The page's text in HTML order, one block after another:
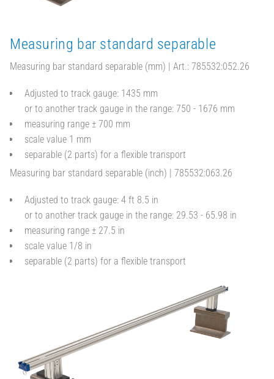
Measuring bar standard separable
Measuring bar standard separable (mm) | Art.: 785532:052.26
Adjusted to track gauge: 1435 mm
or to another track gauge in the range: 750 - 1676 mm
measuring range ± 700 mm
scale value 1 mm
separable (2 parts) for a flexible transport
Measuring bar standard separable (inch) | 785532:063.26
Adjusted to track gauge: 4 ft 8.5 in
or to another track gauge in the range: 29.53 - 65.98 in
measuring range ± 27.5 in
scale value 1/8 in
separable (2 parts) for a flexible transport